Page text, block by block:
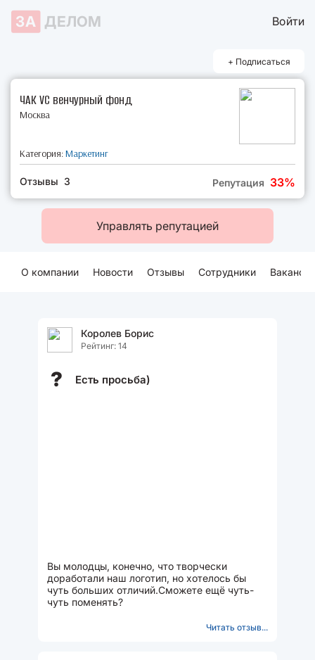
ЗА ДЕЛОМ Войти
+ Подписаться
ЧАК VC венчурный фонд
Москва
Категория:Маркетинг
Репутация 33%
Отзывы 3
Управлять репутацией
О компании Новости Отзывы Сотрудники Вакансии
Королев Борис
Рейтинг: 14
? Есть просьба)
Вы молодцы, конечно, что творчески
доработали наш логотип, но хотелось бы
чуть больших отличий.Сможете ещё чуть-
чуть поменять?
Читать отзыв...